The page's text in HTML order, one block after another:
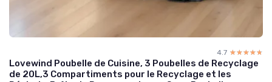
4.7 ☆☆☆☆☆
★★★★★
Lovewind Poubelle de Cuisine, 3 Poubelles de Recyclage
de 20L,3 Compartiments pour le Recyclage et les